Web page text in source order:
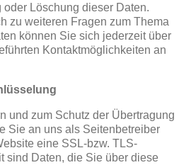
Löschung dieser Daten.
zu weiteren Fragen zum Thema
können Sie sich jederzeit über
Kontaktmöglichkeiten an
und zum Schutz der Übertragung
Sie an uns als Seitenbetreiber
eine SSL-bzw. TLS-
sind Daten, die Sie über diese